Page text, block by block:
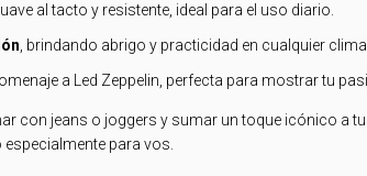
al tacto y resistente, ideal para el uso diario.
, brindando abrigo y practicidad en cualquier clima.
a Led Zeppelin, perfecta para mostrar tu
con jeans o joggers y sumar un toque icónico a
para vos.